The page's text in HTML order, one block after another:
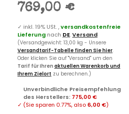
769,00 €
✓ inkl. 19% USt. ,versandkostenfreie
Lieferung nach DE.Versand
(Versandgewicht: 13,00 kg - Unsere
Versandtarif-Tabelle finden Sie hier.
Oder klicken Sie auf "Versand" um den
Tarif für Ihren aktuellen Warenkorb und
Ihrem Zielort zu berechnen.)
Unverbindliche Preisempfehlung
des Herstellers: 775,00 €
✓ (Sie sparen 0.77%, also 6,00 €)